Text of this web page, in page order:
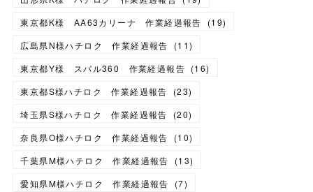
東京都K様 AA63カリーナ 作業経過報告
(19)
広島県N様ハチロク 作業経過報告
(11)
東京都Y様 スバル360 作業経過報告 (16)
東京都S様ハチロク 作業経過報告
(23)
埼玉県S様ハチロク 作業経過報告
(20)
奈良県O様ハチロク 作業経過報告
(10)
千葉県M様ハチロク 作業経過報告
(13)
愛知県M様ハチロク 作業経過報告
(7)